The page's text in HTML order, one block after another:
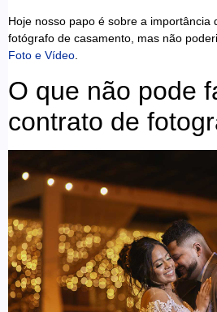
Hoje nosso papo é sobre a importância
fotógrafo de casamento, mas não
Foto e Vídeo
O que não pode
contrato de